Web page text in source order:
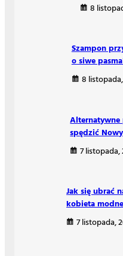
8
Szampon
o siwe
8
Alternatywne
spędzić
7 listopada,
Jak się ubrać
kobieta
7 listopada,